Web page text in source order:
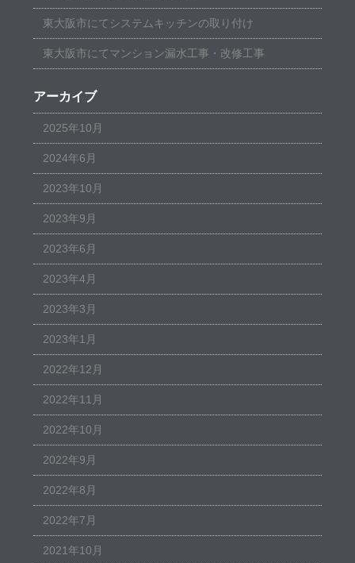
東大阪市にてシステムキッチンの取り付け
東大阪市にてマンション漏水工事・改修工事
アーカイブ
2025年10月
2024年6月
2023年10月
2023年9月
2023年6月
2023年4月
2023年3月
2023年1月
2022年12月
2022年11月
2022年10月
2022年9月
2022年8月
2022年7月
2021年10月